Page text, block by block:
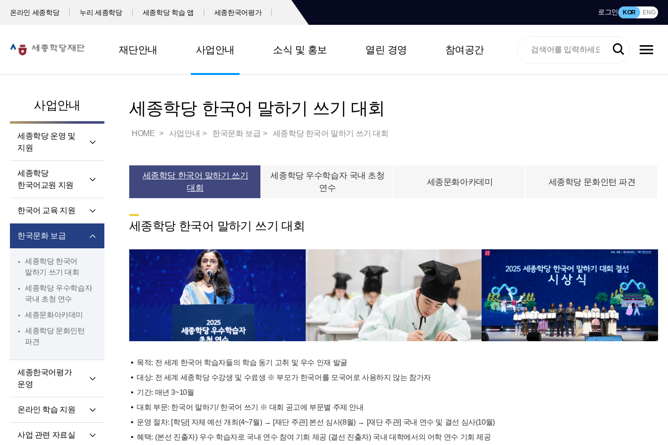
온라인 세종학당 누리 세종학당 세종학당 학습 앱 세종한국어평가 로그인 KOR ENG
재단안내 사업안내 소식 및 홍보 열린 경영 참여공간
사업안내
세종학당 운영 및
지원
세종학당 신규 지정
세종학당 운영 지원
세종학당
한국어교원 지원
한국어교원의 직무와
핵심 역량
교원 전문성 강화
파견교원 지원
한국어 교육 지원
한국문화 보급
세종학당 한국어
말하기 쓰기 대회
세종학당 우수학습자
국내 초청 연수
세종문화아카데미
세종학당 문화인턴
파견
세종한국어평가
운영
온라인 학습 지원
사업 관련 자료실
세종학당 한국어 말하기 쓰기 대회
HOME 사업안내 한국문화 보급 세종학당 한국어 말하기 쓰기 대회
세종학당 한국어 말하기 쓰기
대회
세종학당 우수학습자 국내 초청
연수
세종문화아카데미 세종학당 문화인턴 파견
세종학당 한국어 말하기 쓰기 대회
목적: 전 세계 한국어 학습자들의 학습 동기 고취 및 우수 인재 발굴
대상: 전 세계 세종학당 수강생 및 수료생 ※ 부모가 한국어를 모국어로 사용하지 않는 참가자
기간: 매년 3~10월
대회 부문: 한국어 말하기/ 한국어 쓰기 ※ 대회 공고에 부문별 주제 안내
운영 절차: [학당] 자체 예선 개최(4~7월) → [재단 주관] 본선 심사(8월) → [재단 주관] 국내 연수 및 결선 심사(10월)
혜택: (본선 진출자) 우수 학습자로 국내 연수 참여 기회 제공 (결선 진출자) 국내 대학에서의 어학 연수 기회 제공